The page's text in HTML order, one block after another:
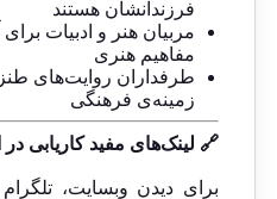
فرزندانشان هستند
مربیان هنر و ادبیات
مفاهیم هنری
طرفداران روایت‌های
زمینه‌ی فرهنگی
🔗 لینک‌های مفید کاریابی در
برای دیدن وبسایت، تلگرام